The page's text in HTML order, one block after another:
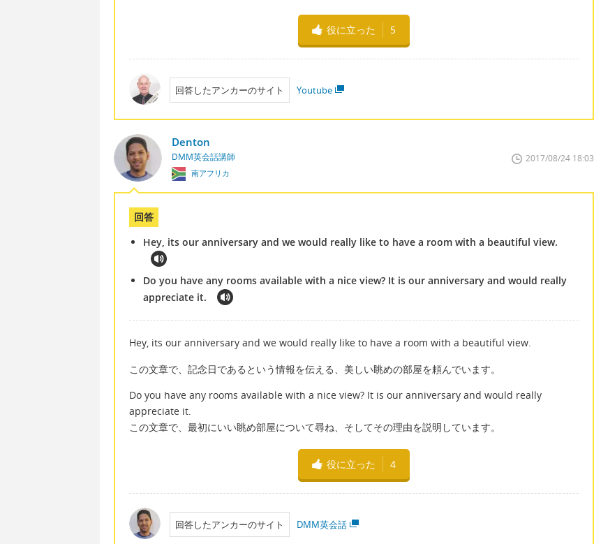
役に立った 5
回答したアンカーのサイト Youtube
Denton
DMM英会話講師
南アフリカ
2017/08/24 18:03
回答
Hey, its our anniversary and we would really like to have a room with a beautiful view.
Do you have any rooms available with a nice view? It is our anniversary and would really
appreciate it.
Hey, its our anniversary and we would really like to have a room with a beautiful view.
この文章で、記念日であるという情報を伝える、美しい眺めの部屋を頼んでいます。
Do you have any rooms available with a nice view? It is our anniversary and would really
appreciate it.
この文章で、最初にいい眺め部屋について尋ね、そしてその理由を説明しています。
役に立った 4
回答したアンカーのサイト DMM英会話